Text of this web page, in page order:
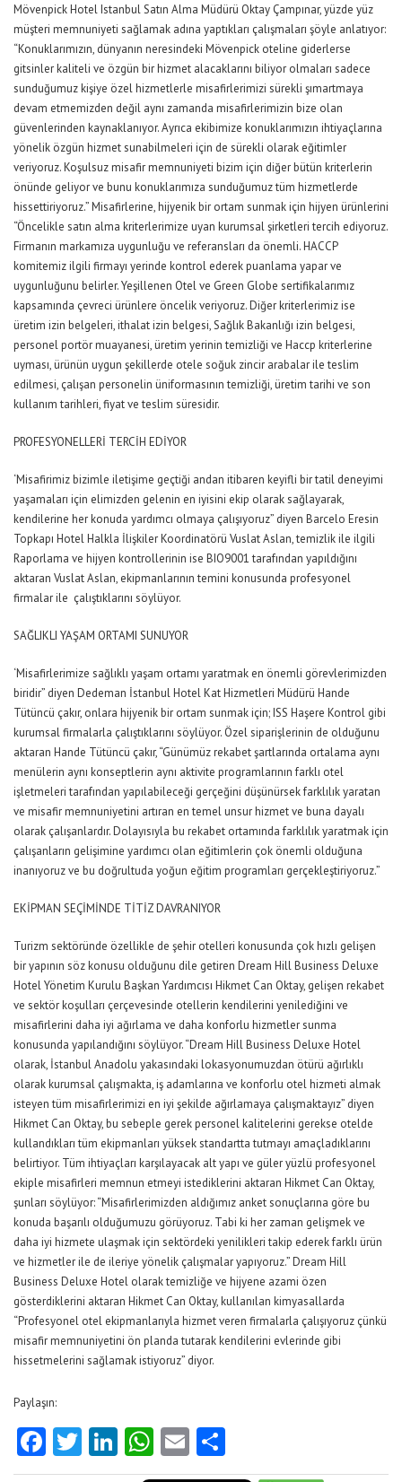
Mövenpick Hotel Istanbul Satın Alma Müdürü Oktay Çampınar, yüzde yüz
müşteri memnuniyeti sağlamak adına yaptıkları çalışmaları şöyle anlatıyor:
“Konuklarımızın, dünyanın neresindeki Mövenpick oteline giderlerse
gitsinler kaliteli ve özgün bir hizmet alacaklarını biliyor olmaları sadece
sunduğumuz kişiye özel hizmetlerle misafirlerimizi sürekli şımartmaya
devam etmemizden değil aynı zamanda misafirlerimizin bize olan
güvenlerinden kaynaklanıyor. Ayrıca ekibimize konuklarımızın ihtiyaçlarına
yönelik özgün hizmet sunabilmeleri için de sürekli olarak eğitimler
veriyoruz. Koşulsuz misafir memnuniyeti bizim için diğer bütün kriterlerin
önünde geliyor ve bunu konuklarımıza sunduğumuz tüm hizmetlerde
hissettiriyoruz.” Misafirlerine, hijyenik bir ortam sunmak için hijyen ürünlerini
“Öncelikle satın alma kriterlerimize uyan kurumsal şirketleri tercih ediyoruz.
Firmanın markamıza uygunluğu ve referansları da önemli. HACCP
komitemiz ilgili firmayı yerinde kontrol ederek puanlama yapar ve
uygunluğunu belirler. Yeşillenen Otel ve Green Globe sertifikalarımız
kapsamında çevreci ürünlere öncelik veriyoruz. Diğer kriterlerimiz ise
üretim izin belgeleri, ithalat izin belgesi, Sağlık Bakanlığı izin belgesi,
personel portör muayanesi, üretim yerinin temizliği ve Haccp kriterlerine
uyması, ürünün uygun şekillerde otele soğuk zincir arabalar ile teslim
edilmesi, çalışan personelin üniformasının temizliği, üretim tarihi ve son
kullanım tarihleri, fiyat ve teslim süresidir.
PROFESYONELLERİ TERCİH EDİYOR
‘Misafirimiz bizimle iletişime geçtiği andan itibaren keyifli bir tatil deneyimi
yaşamaları için elimizden gelenin en iyisini ekip olarak sağlayarak,
kendilerine her konuda yardımcı olmaya çalışıyoruz” diyen Barcelo Eresin
Topkapı Hotel Halkla İlişkiler Koordinatörü Vuslat Aslan, temizlik ile ilgili
Raporlama ve hijyen kontrollerinin ise BIO9001 tarafından yapıldığını
aktaran Vuslat Aslan, ekipmanlarının temini konusunda profesyonel
firmalar ile çalıştıklarını söylüyor.
SAĞLIKLI YAŞAM ORTAMI SUNUYOR
‘Misafirlerimize sağlıklı yaşam ortamı yaratmak en önemli görevlerimizden
biridir” diyen Dedeman İstanbul Hotel Kat Hizmetleri Müdürü Hande
Tütüncü çakır, onlara hijyenik bir ortam sunmak için; ISS Haşere Kontrol gibi
kurumsal firmalarla çalıştıklarını söylüyor. Özel siparişlerinin de olduğunu
aktaran Hande Tütüncü çakır, “Günümüz rekabet şartlarında ortalama aynı
menülerin aynı konseptlerin aynı aktivite programlarının farklı otel
işletmeleri tarafından yapılabileceği gerçeğini düşünürsek farklılık yaratan
ve misafir memnuniyetini artıran en temel unsur hizmet ve buna dayalı
olarak çalışanlardır. Dolayısıyla bu rekabet ortamında farklılık yaratmak için
çalışanların gelişimine yardımcı olan eğitimlerin çok önemli olduğuna
inanıyoruz ve bu doğrultuda yoğun eğitim programları gerçekleştiriyoruz.”
EKİPMAN SEÇİMİNDE TİTİZ DAVRANIYOR
Turizm sektöründe özellikle de şehir otelleri konusunda çok hızlı gelişen
bir yapının söz konusu olduğunu dile getiren Dream Hill Business Deluxe
Hotel Yönetim Kurulu Başkan Yardımcısı Hikmet Can Oktay, gelişen rekabet
ve sektör koşulları çerçevesinde otellerin kendilerini yenilediğini ve
misafirlerini daha iyi ağırlama ve daha konforlu hizmetler sunma
konusunda yapılandığını söylüyor. “Dream Hill Business Deluxe Hotel
olarak, İstanbul Anadolu yakasındaki lokasyonumuzdan ötürü ağırlıklı
olarak kurumsal çalışmakta, iş adamlarına ve konforlu otel hizmeti almak
isteyen tüm misafirlerimizi en iyi şekilde ağırlamaya çalışmaktayız” diyen
Hikmet Can Oktay, bu sebeple gerek personel kalitelerini gerekse otelde
kullandıkları tüm ekipmanları yüksek standartta tutmayı amaçladıklarını
belirtiyor. Tüm ihtiyaçları karşılayacak alt yapı ve güler yüzlü profesyonel
ekiple misafirleri memnun etmeyi istediklerini aktaran Hikmet Can Oktay,
şunları söylüyor: “Misafirlerimizden aldığımız anket sonuçlarına göre bu
konuda başarılı olduğumuzu görüyoruz. Tabi ki her zaman gelişmek ve
daha iyi hizmete ulaşmak için sektördeki yenilikleri takip ederek farklı ürün
ve hizmetler ile de ileriye yönelik çalışmalar yapıyoruz.” Dream Hill
Business Deluxe Hotel olarak temizliğe ve hijyene azami özen
gösterdiklerini aktaran Hikmet Can Oktay, kullanılan kimyasallarda
“Profesyonel otel ekipmanlarıyla hizmet veren firmalarla çalışıyoruz çünkü
misafir memnuniyetini ön planda tutarak kendilerini evlerinde gibi
hissetmelerini sağlamak istiyoruz” diyor.
Paylaşın:
Facebook
Twitter
LinkedIn
WhatsApp
Email